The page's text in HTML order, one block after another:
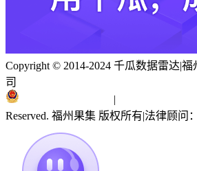
Copyright © 2014-2024 千瓜数据雷达|福
司
|
Reserved. 福州果集 版权所有|法律顾问